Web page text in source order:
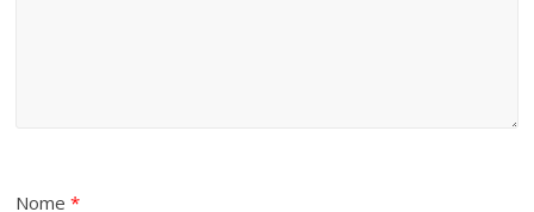
Nome*